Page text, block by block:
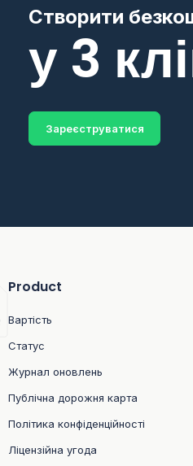
Створити
у 3
Зареєструватися
Product
Вартість
Статус
Журнал оновлень
Публічна дорожня карта
Політика конфіденційності
Ліцензійна угода